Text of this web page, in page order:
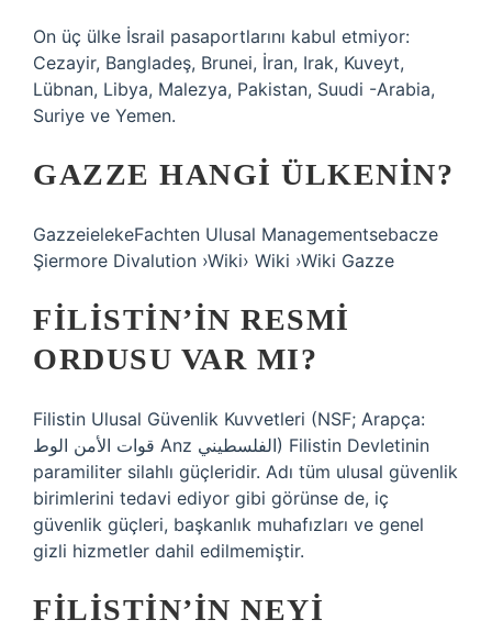
On üç ülke İsrail pasaportlarını kabul etmiyor:
Cezayir, Bangladeş, Brunei, İran, Irak, Kuveyt,
Lübnan, Libya, Malezya, Pakistan, Suudi -Arabia,
Suriye ve Yemen.
GAZZE HANGI ÜLKENIN?
GazzeielekeFachten Ulusal Managementsebacze
Şiermore Divalution ›Wiki› Wiki ›Wiki Gazze
FILISTIN’IN RESMI
ORDUSU VAR MI?
Filistin Ulusal Güvenlik Kuvvetleri (NSF; Arapça:
قوات الأمن الوط Anz الفلسطيني) Filistin Devletinin
paramiliter silahlı güçleridir. Adı tüm ulusal güvenlik
birimlerini tedavi ediyor gibi görünse de, iç
güvenlik güçleri, başkanlık muhafızları ve genel
gizli hizmetler dahil edilmemiştir.
FILISTIN’IN NEYI